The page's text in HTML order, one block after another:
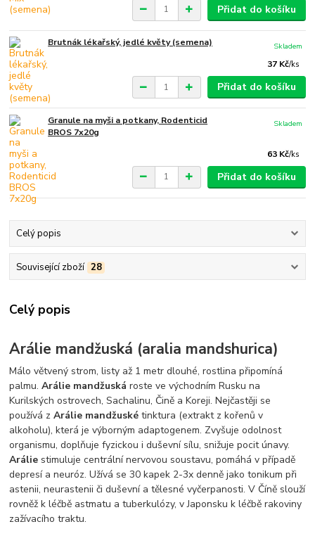
Přidat do košíku
Brutnák lékařský, jedlé květy (semena)
37 Kč/ks
Skladem
Přidat do košíku
Granule na myši a potkany, Rodenticid
BROS 7x20g
63 Kč/ks
Skladem
Přidat do košíku
Celý popis
Související zboží 28
Celý popis
Arálie mandžuská (aralia mandshurica)
Málo větvený strom, listy až 1 metr dlouhé, rostlina připomíná
palmu.Arálie mandžuská roste ve východním Rusku na
Kurilských ostrovech, Sachalinu, Čině a Koreji. Nejčastěji se
používá zArálie mandžuské tinktura (extrakt z kořenů v
alkoholu), která je výborným adaptogenem. Zvyšuje odolnost
organismu, doplňuje fyzickou i duševní sílu, snižuje pocit únavy.
Arálie stimuluje centrální nervovou soustavu, pomáhá v případě
depresí a neuróz. Užívá se 30 kapek 2-3x denně jako tonikum při
astenii, neurastenii či duševní a tělesné vyčerpanosti. V Číně slouží
rovněž k léčbě astmatu a tuberkulózy, v Japonsku k léčbě rakoviny
zažívacího traktu.